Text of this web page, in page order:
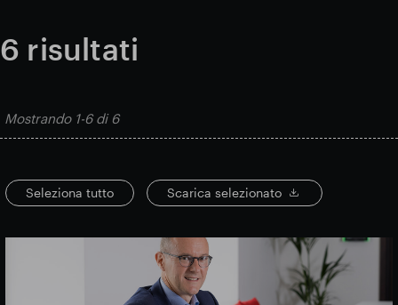
6 risultati
Mostrando 1-6di 6
Seleziona tutto Scarica selezionato